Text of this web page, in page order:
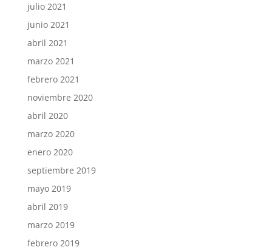
julio 2021
junio 2021
abril 2021
marzo 2021
febrero 2021
noviembre 2020
abril 2020
marzo 2020
enero 2020
septiembre 2019
mayo 2019
abril 2019
marzo 2019
febrero 2019